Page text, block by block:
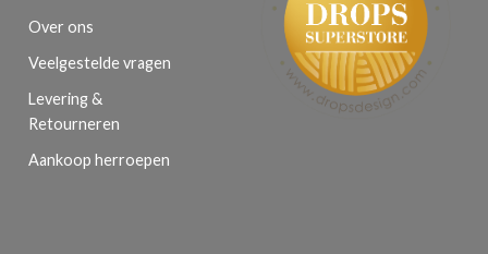
Over ons
Veelgestelde vragen
Levering &
Retourneren
Aankoop herroepen